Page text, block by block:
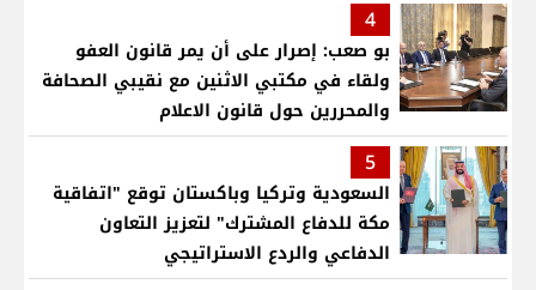
4
بو صعب: إصرار على أن يمر قانون العفو
ولقاء في مكتبي الاثنين مع نقيبي الصحافة
والمحررين حول قانون الاعلام
5
السعودية وتركيا وباكستان توقع "اتفاقية
مكة للدفاع المشترك" لتعزيز التعاون
الدفاعي والردع الاستراتيجي